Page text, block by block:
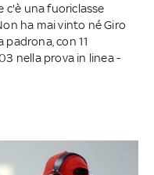
c'è una fuoriclasse
ha mai vinto né Giro
con 11
nella prova in linea -